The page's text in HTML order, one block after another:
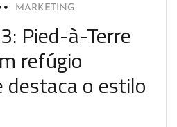
MARKETING
Pied-à-Terre
refúgio
o estilo